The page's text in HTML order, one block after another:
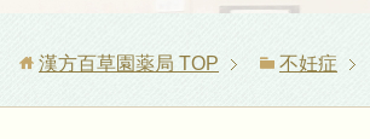
漢方百草園薬局 TOP 不妊症